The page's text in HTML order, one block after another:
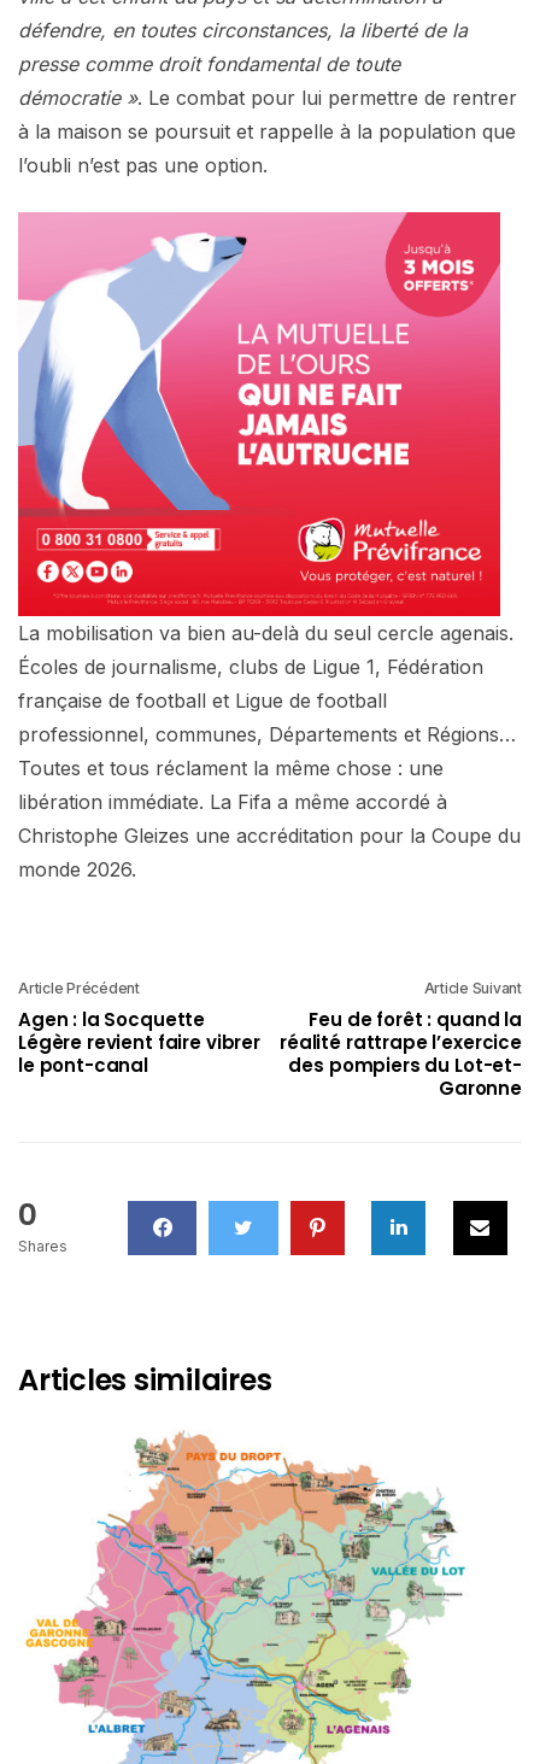
défendre, en toutes circonstances, la liberté de la
presse comme droit fondamental de toute
démocratie ». Le combat pour lui permettre de rentrer
à la maison se poursuit et rappelle à la population que
l’oubli n’est pas une option.
La mobilisation va bien au-delà du seul cercle agenais.
Écoles de journalisme, clubs de Ligue 1, Fédération
française de football et Ligue de football
professionnel, communes, Départements et Régions…
Toutes et tous réclament la même chose : une
libération immédiate. La Fifa a même accordé à
Christophe Gleizes une accréditation pour la Coupe du
monde 2026.
Article Précédent
Agen : la Socquette
Légère revient faire vibrer
le pont-canal
Article Suivant
Feu de forêt : quand la
réalité rattrape l’exercice
des pompiers du Lot-et-
Garonne
0
Shares
Articles similaires